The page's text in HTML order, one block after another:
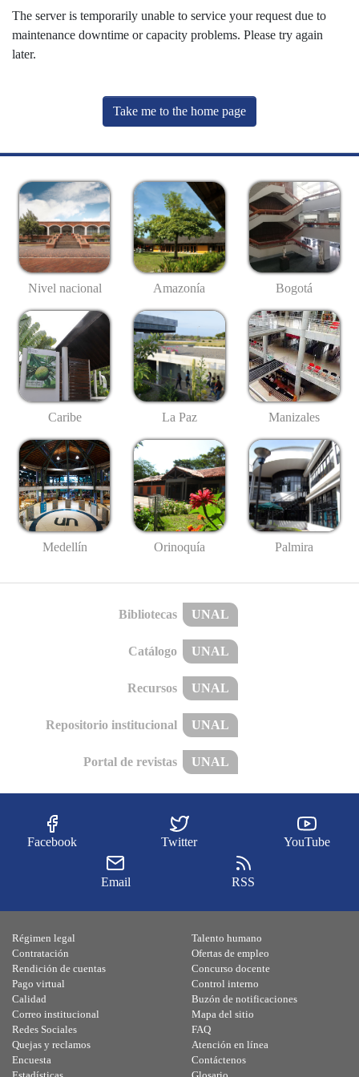
The server is temporarily unable to service your request due to
maintenance downtime or capacity problems. Please try again
later.
Take me to the home page
Nivel nacional Amazonía Bogotá
Caribe La Paz Manizales
Medellín Orinoquía Palmira
Bibliotecas UNAL
Catálogo UNAL
Recursos UNAL
Repositorio institucional UNAL
Portal de revistas UNAL
Facebook Twitter YouTube
Email RSS
Régimen legal
Contratación
Rendición de cuentas
Pago virtual
Calidad
Talento humano
Ofertas de empleo
Concurso docente
Control interno
Buzón de notificaciones
Correo institucional
Redes Sociales
Quejas y reclamos
Encuesta
Mapa del sitio
FAQ
Atención en línea
Contáctenos